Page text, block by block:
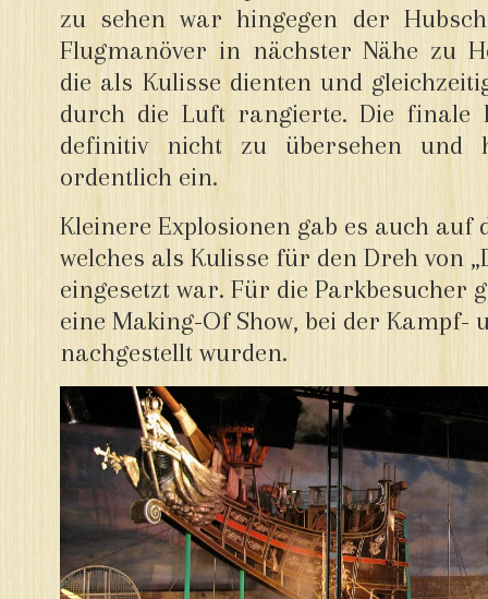
zu sehen war hingegen der
Flugmanöver in nächster Nähe zu
die als Kulisse dienten und
durch die Luft rangierte. Die finale
definitiv nicht zu übersehen und
ordentlich ein.
Kleinere Explosionen gab es auch auf
welches als Kulisse für den Dreh von
eingesetzt war. Für die Parkbesucher
eine Making-Of Show, bei der Kampf-
nachgestellt wurden.